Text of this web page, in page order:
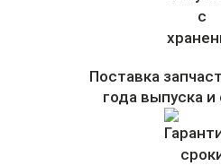
Поставка
года выпуска и